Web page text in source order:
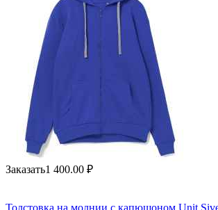
Заказать1 400.00 ₽
Толстовка на молнии с капюшоном Unit